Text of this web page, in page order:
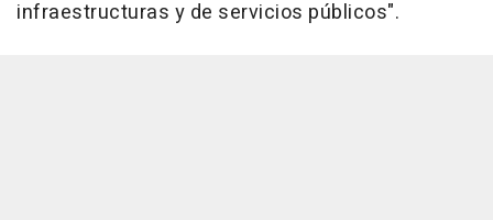
infraestructuras y de servicios públicos".